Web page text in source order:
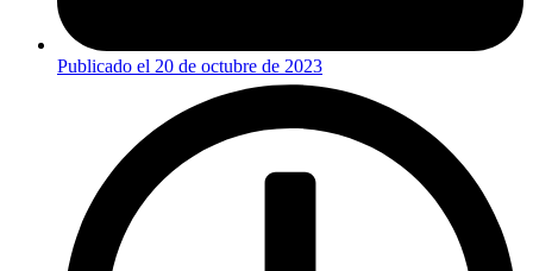
Publicado el 20 de octubre de 2023